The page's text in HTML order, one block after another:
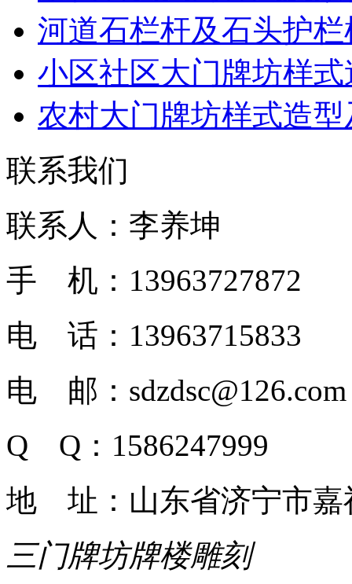
河道石栏杆及石头护
小区社区大门牌坊样
农村大门牌坊样式造
联系我们
联系人：李养坤
手 机：13963727872
电 话：13963715833
电 邮：sdzdsc@126.com
Q Q：1586247999
地 址：山东省济宁市嘉
三门牌坊牌楼雕刻